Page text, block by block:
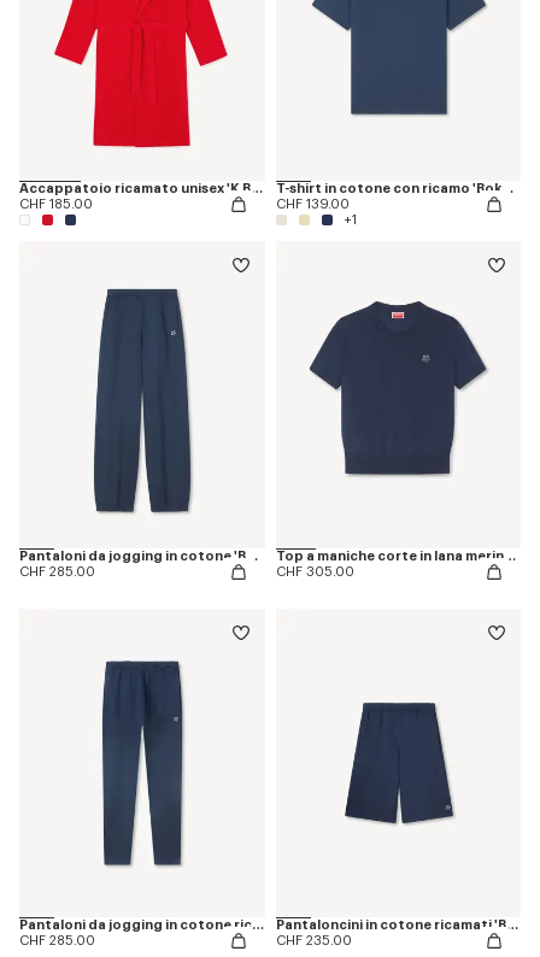
Accappatoio ricamato unisex 'K Boke'
CHF 185.00
T-shirt in cotone con ricamo 'Boke Flower'
CHF 139.00
+1
Pantaloni da jogging in cotone 'Boke Flower'
CHF 285.00
Top a maniche corte in lana merino 'Boke Flower'
CHF 305.00
Pantaloni da jogging in cotone ricamati 'Boke Flower'
CHF 285.00
Pantaloncini in cotone ricamati 'Boke Flower'
CHF 235.00